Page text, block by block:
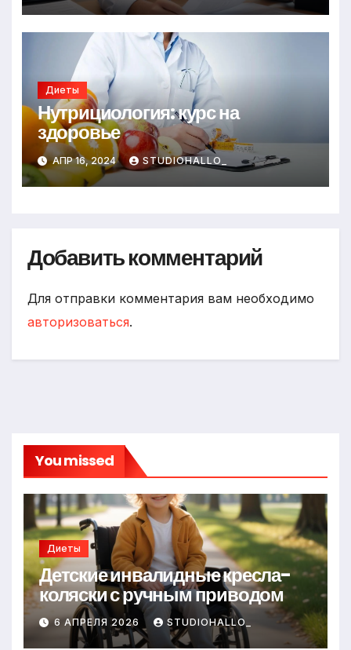
Диеты
Нутрициология: курс на
здоровье
АПР 16, 2024 STUDIOHALLO_
Добавить комментарий
Для отправки комментария вам необходимо
авторизоваться.
You missed
Диеты
Детские инвалидные кресла-
коляски с ручным приводом
6 АПРЕЛЯ 2026 STUDIOHALLO_